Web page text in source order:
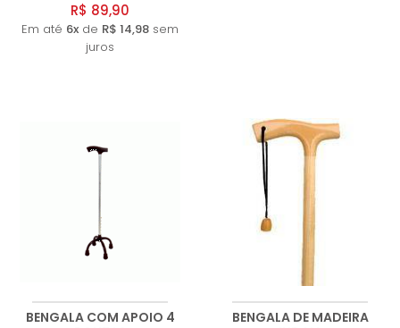
R$ 89,90
Em até 6x de R$ 14,98 sem
juros
BENGALA COM APOIO 4
BENGALA DE MADEIRA